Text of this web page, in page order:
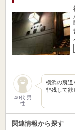
40代 男
性
横浜の裏道
非残して欲
関連情報から探す